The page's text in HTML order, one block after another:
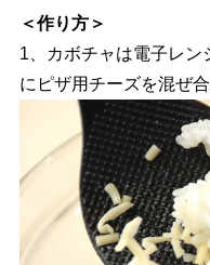
＜作り方＞
1、カボチャは電子レン
にピザ用チーズを混ぜ